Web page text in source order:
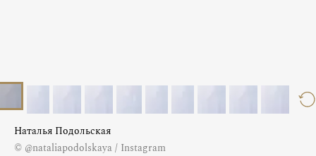
Наталья Подольская
© @nataliapodolskaya / Instagram